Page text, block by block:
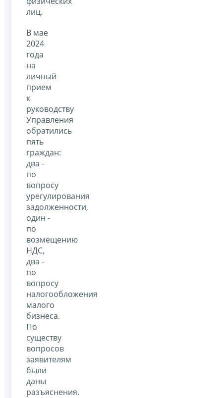
лиц.
В мае
2024
года
на
личный
прием
к
руководству
Управления
обратились
пять
граждан:
два -
по
вопросу
урегулирования
задолженности,
один -
по
возмещению
НДС,
два -
по
вопросу
налогообложения
малого
бизнеса.
По
существу
вопросов
заявителям
были
даны
разъяснения.